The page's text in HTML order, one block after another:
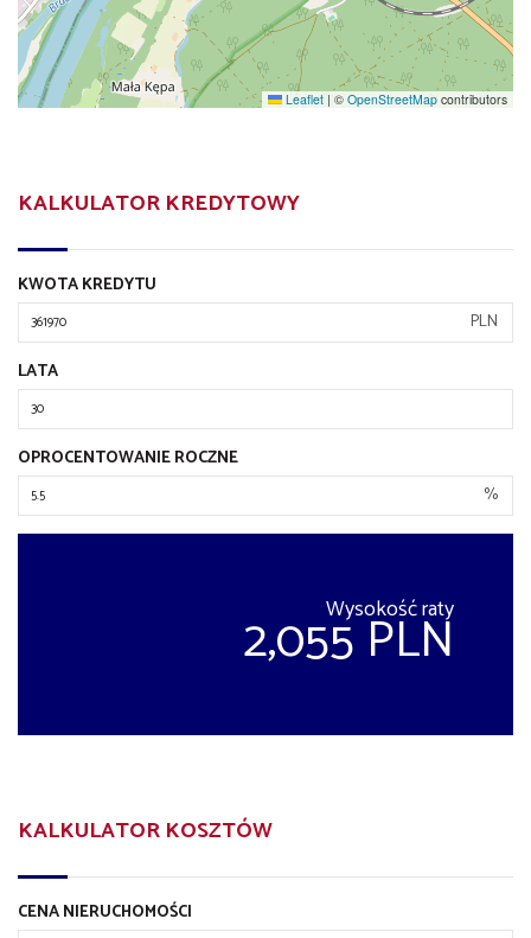
Leaflet | © OpenStreetMap contributors
KALKULATOR KREDYTOWY
KWOTA KREDYTU
PLN
LATA
OPROCENTOWANIE ROCZNE
%
Wysokość raty
2,055 PLN
KALKULATOR KOSZTÓW
CENA NIERUCHOMOŚCI